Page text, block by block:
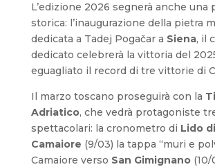
L’edizione 2026 segnerà anche una
storica: l’inaugurazione della pietra
dedicata a Tadej Pogačar a Siena, il
dedicato celebrerà la vittoria del
eguagliato il record di tre vittorie di
Il marzo toscano proseguirà con la
Adriatico, che vedrà protagoniste
spettacolari: la cronometro di Lido di
Camaiore (9/03) la tappa “muri e
Camaiore verso San Gimignano(10/